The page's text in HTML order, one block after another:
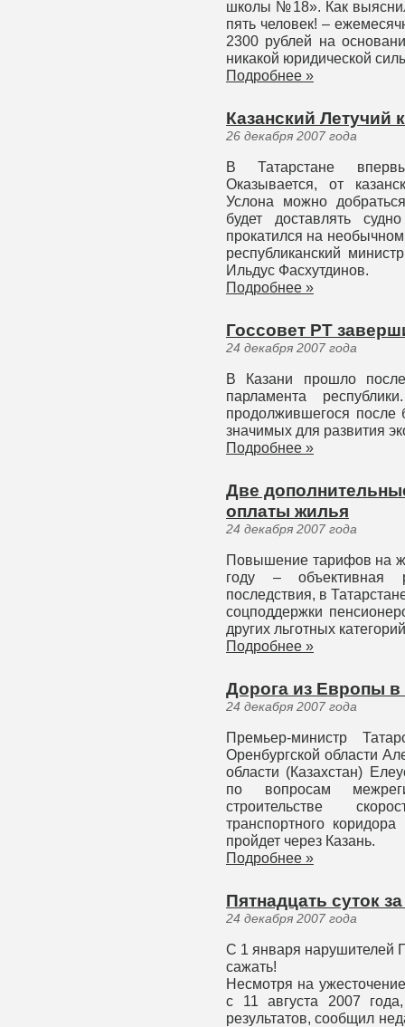
школы №18». Как
пять человек! –
2300 рублей на
никакой юридической
Подробнее »
Казанский Летучий
26 декабря 2007 года
В Татарстане
Оказывается, от
Услона можно
будет доставлять
прокатился на
республиканский
Ильдус Фасхутдинов.
Подробнее »
Госсовет РТ
24 декабря 2007 года
В Казани прошло
парламента
продолжившегося
значимых для развития
Подробнее »
Две
оплаты жилья
24 декабря 2007 года
Повышение тарифов на
году – объективная
последствия, в
соцподдержки
других льготных
Подробнее »
Дорога из Европы в
24 декабря 2007 года
Премьер-министр
Оренбургской области
области (Казахстан)
по вопросам
строительстве
транспортного
пройдет через Казань.
Подробнее »
Пятнадцать суток
24 декабря 2007 года
С 1 января нарушителей
сажать!
Несмотря на
с 11 августа 2007
результатов, сообщил